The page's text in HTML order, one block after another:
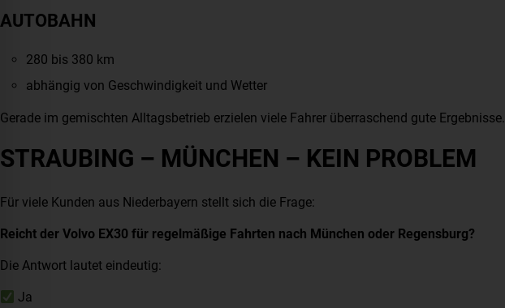
AUTOBAHN
280 bis 380 km
abhängig von Geschwindigkeit und Wetter
Gerade im gemischten Alltagsbetrieb erzielen viele Fahrer überraschend gute Ergebnisse.
STRAUBING – MÜNCHEN – KEIN PROBLEM
Für viele Kunden aus Niederbayern stellt sich die Frage:
Reicht der Volvo EX30 für regelmäßige Fahrten nach München oder Regensburg?
Die Antwort lautet eindeutig:
Ja